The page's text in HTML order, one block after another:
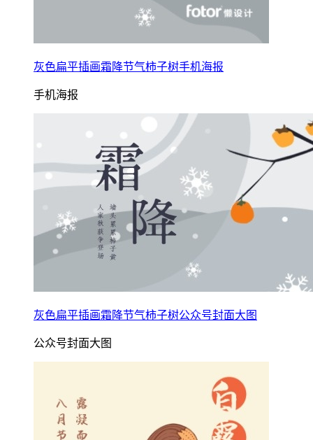
灰色扁平插画霜降节气柿子树手机海报
手机海报
灰色扁平插画霜降节气柿子树公众号封面大图
公众号封面大图